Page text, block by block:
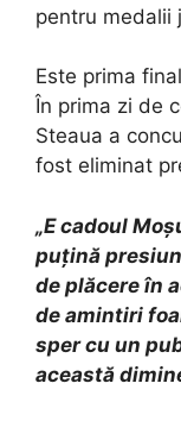
pentru medalii
Este prima
În prima zi de
Steaua a
fost eliminat
„E cadoul
puţină
de plăcere în
de amintiri
sper cu un
această